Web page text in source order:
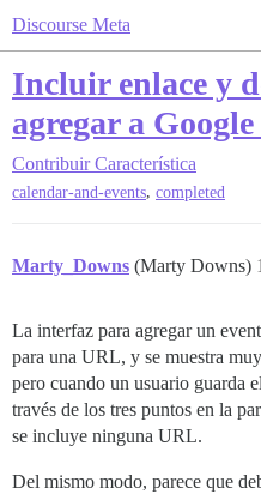
Discourse Meta
Incluir enlace y
agregar a
Contribuir Característica
calendar-and-events, completed
Marty_Downs (Marty Downs) 1
La interfaz para agregar un
para una URL, y se muestra
pero cuando un usuario guarda
través de los tres puntos en la
se incluye ninguna URL.
Del mismo modo, parece que